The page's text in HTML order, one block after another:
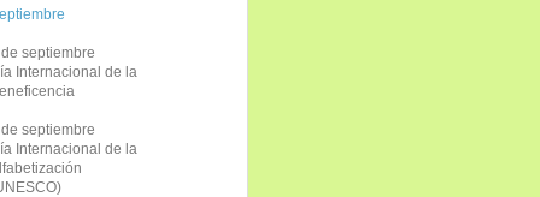
septiembre
Internacional de la
septiembre
Internacional de la